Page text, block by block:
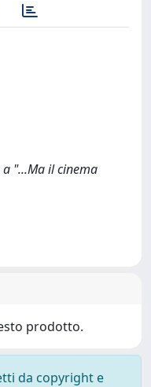
"...Ma il cinema
prodotto.
da copyright e